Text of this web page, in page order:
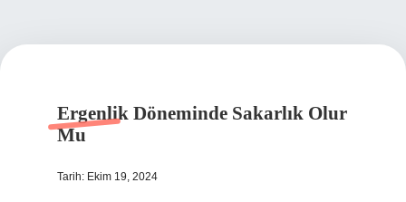
Ergenlik Döneminde Sakarlık Olur
Mu
Tarih: Ekim 19, 2024